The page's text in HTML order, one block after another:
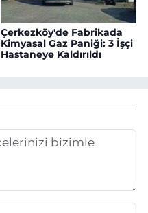
Çerkezköy'de Fabrikada
Kimyasal Gaz Paniği: 3 İşçi
Hastaneye Kaldırıldı